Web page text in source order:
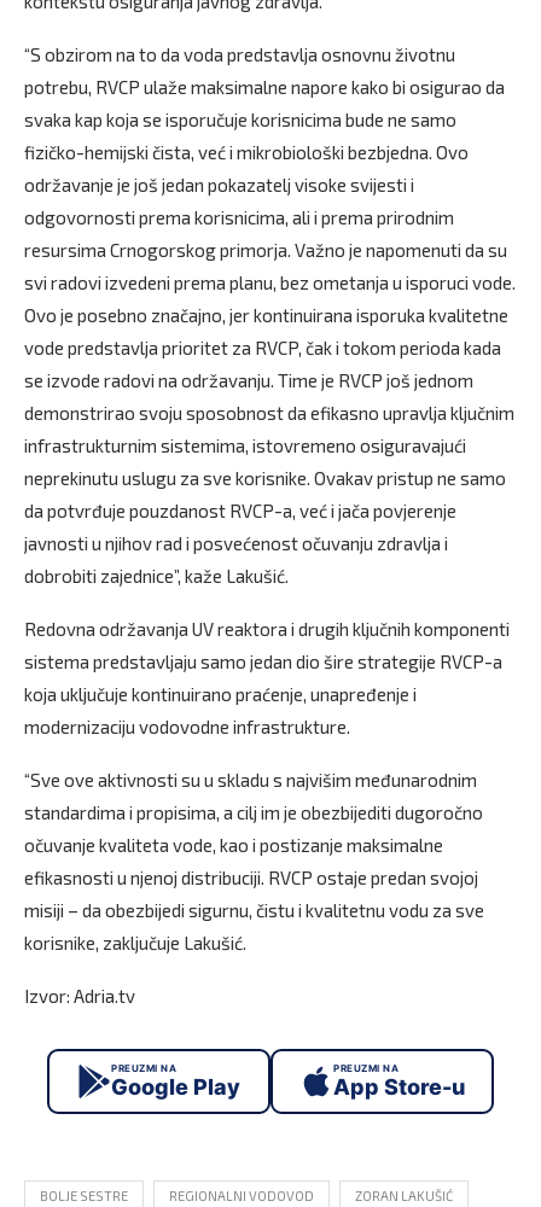
“S obzirom na to da voda predstavlja osnovnu životnu
potrebu, RVCP ulaže maksimalne napore kako bi osigurao da
svaka kap koja se isporučuje korisnicima bude ne samo
fizičko-hemijski čista, već i mikrobiološki bezbjedna. Ovo
održavanje je još jedan pokazatelj visoke svijesti i
odgovornosti prema korisnicima, ali i prema prirodnim
resursima Crnogorskog primorja. Važno je napomenuti da su
svi radovi izvedeni prema planu, bez ometanja u isporuci vode.
Ovo je posebno značajno, jer kontinuirana isporuka kvalitetne
vode predstavlja prioritet za RVCP, čak i tokom perioda kada
se izvode radovi na održavanju. Time je RVCP još jednom
demonstrirao svoju sposobnost da efikasno upravlja ključnim
infrastrukturnim sistemima, istovremeno osiguravajući
neprekinutu uslugu za sve korisnike. Ovakav pristup ne samo
da potvrđuje pouzdanost RVCP-a, već i jača povjerenje
javnosti u njihov rad i posvećenost očuvanju zdravlja i
dobrobiti zajednice”, kaže Lakušić.
Redovna održavanja UV reaktora i drugih ključnih komponenti
sistema predstavljaju samo jedan dio šire strategije RVCP-a
koja uključuje kontinuirano praćenje, unapređenje i
modernizaciju vodovodne infrastrukture.
“Sve ove aktivnosti su u skladu s najvišim međunarodnim
standardima i propisima, a cilj im je obezbijediti dugoročno
očuvanje kvaliteta vode, kao i postizanje maksimalne
efikasnosti u njenoj distribuciji. RVCP ostaje predan svojoj
misiji – da obezbijedi sigurnu, čistu i kvalitetnu vodu za sve
korisnike, zaključuje Lakušić.
Izvor: Adria.tv
PREUZMI NA
Google Play
PREUZMI NA
App Store-u
BOLJE SESTRE REGIONALNI VODOVOD ZORAN LAKUŠIĆ